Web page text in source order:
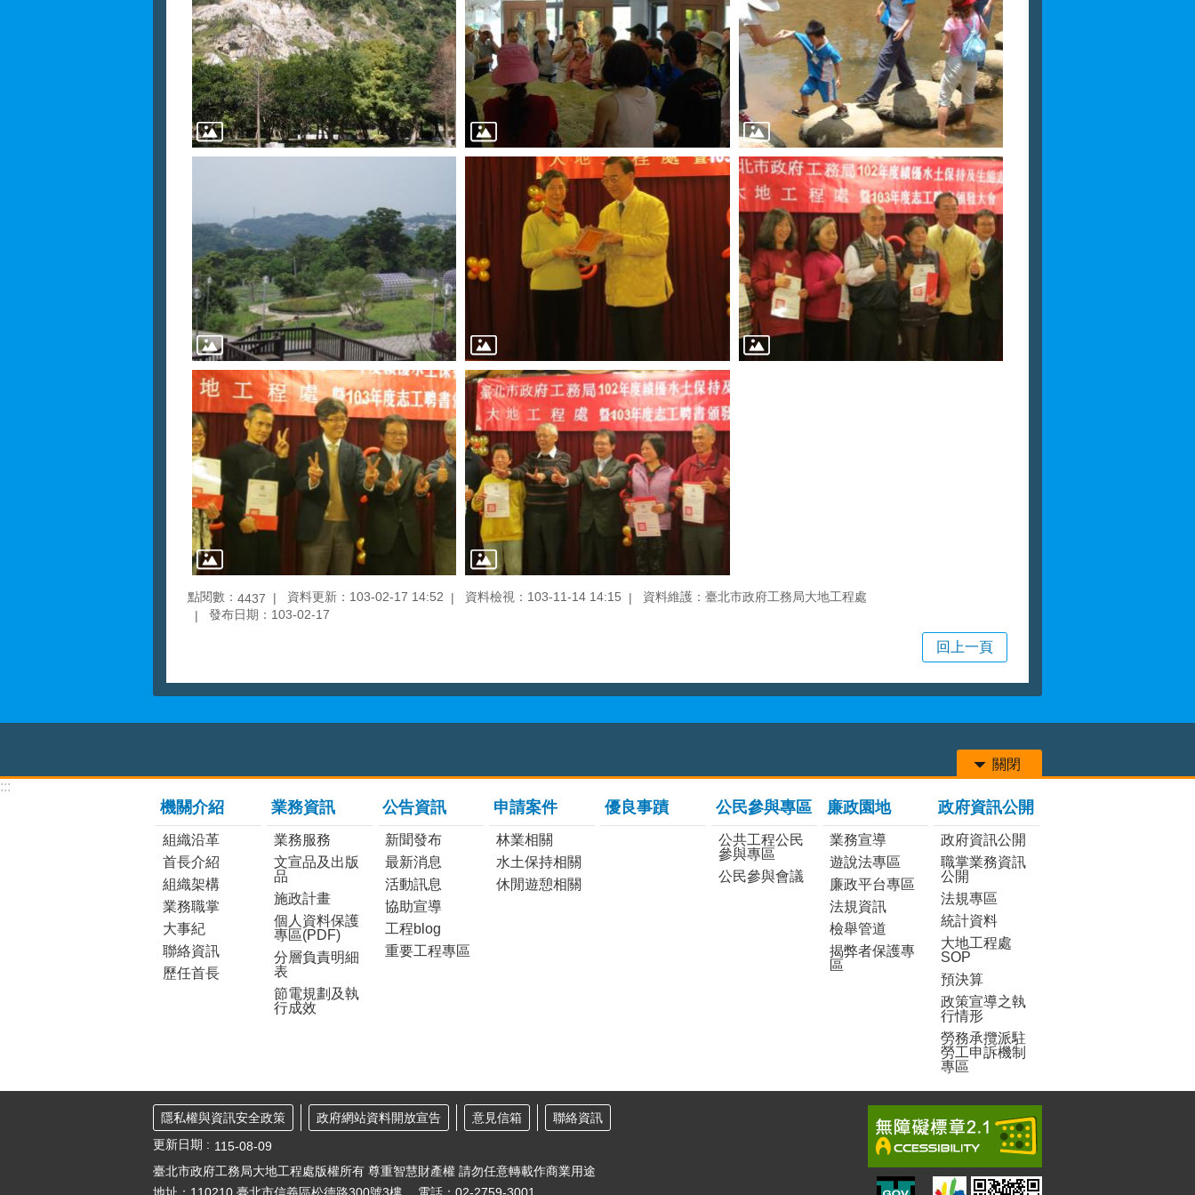
點閱數： 4437 資料更新：103-02-17 14:52 資料檢視：103-11-14 14:15
資料維護：臺北市政府工務局大地工程處
發布日期：103-02-17
回上一頁
關閉
:::
機關介紹
組織沿革
首長介紹
組織架構
業務職掌
大事紀
聯絡資訊
歷任首長
業務資訊
業務服務
文宣品及出版
品
施政計畫
個人資料保護
專區(PDF)
分層負責明細
表
節電規劃及執
行成效
公告資訊
新聞發布
最新消息
活動訊息
協助宣導
工程blog
重要工程專區
申請案件
林業相關
水土保持相關
休閒遊憩相關
優良事蹟 公民參與專區
公共工程公民
參與專區
公民參與會議
廉政園地
業務宣導
遊說法專區
廉政平台專區
法規資訊
檢舉管道
揭弊者保護專
區
政府資訊公開
政府資訊公開
職掌業務資訊
公開
法規專區
統計資料
大地工程處
SOP
預決算
政策宣導之執
行情形
勞務承攬派駐
勞工申訴機制
專區
隱私權與資訊安全政策 政府網站資料開放宣告 意見信箱
聯絡資訊
更新日期
115-08-09
臺北市政府工務局大地工程處版權所有 尊重智慧財產權 請勿任意轉載作商業用途